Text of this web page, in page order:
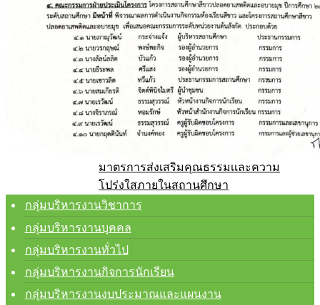
การจัดการเรื่องร้องเรียนฯ
แนวปฏิบัติการจัดการเรื่องร้องเรียนฯ
No Gift Policy
ประกาศเจตนารมณ์
การสร้างวัฒนธรรม No Gift Policy
การประเมินความเสี่ยง
ผลการประเมินความเสี่ยง
การส่งเสริมคุณธรรมและความโปร่งใส
มาตรการส่งเสริมคุณธรรมเเละความ
โปร่งใสภายในสถานศึกษา
E-service
Q&A
ค้นหา
สำหรับ:
กลุ่มบริหารงานวิชาการ
กลุ่มบริหารงานบุคคล
กลุ่มบริหารงานทั่วไป
กลุ่มบริหารงานกิจการนักเรียน
กลุ่มบริหารงานงบประมาณและแผนงาน